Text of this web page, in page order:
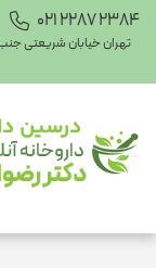
021 2287 2384